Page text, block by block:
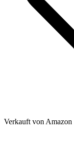
Verkauft von Amazon